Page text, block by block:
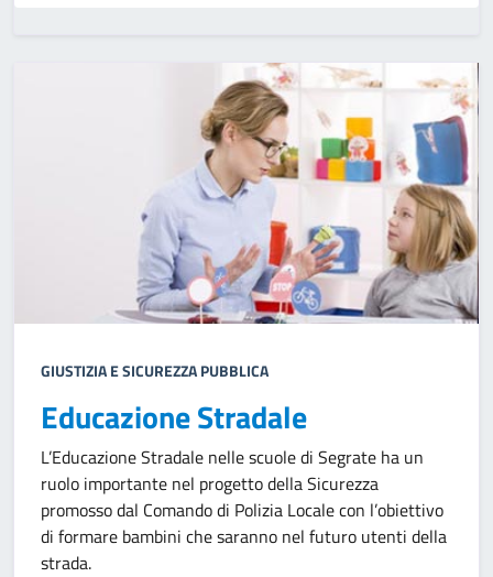
GIUSTIZIA E SICUREZZA PUBBLICA
Educazione Stradale
L’Educazione Stradale nelle scuole di Segrate ha un
ruolo importante nel progetto della Sicurezza
promosso dal Comando di Polizia Locale con l’obiettivo
di formare bambini che saranno nel futuro utenti della
strada.